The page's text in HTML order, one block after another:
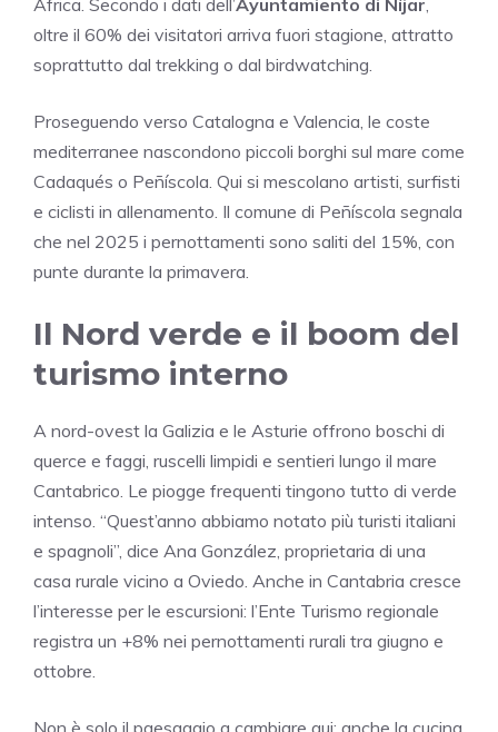
oltre il 60% dei visitatori arriva fuori stagione, attratto
soprattutto dal trekking o dal birdwatching.
Proseguendo verso Catalogna e Valencia, le coste
mediterranee nascondono piccoli borghi sul mare come
Cadaqués o Peñíscola. Qui si mescolano artisti, surfisti
e ciclisti in allenamento. Il comune di Peñíscola segnala
che nel 2025 i pernottamenti sono saliti del 15%, con
punte durante la primavera.
Il Nord verde e il boom del
turismo interno
A nord-ovest la Galizia e le Asturie offrono boschi di
querce e faggi, ruscelli limpidi e sentieri lungo il mare
Cantabrico. Le piogge frequenti tingono tutto di verde
intenso. “Quest’anno abbiamo notato più turisti italiani
e spagnoli”, dice Ana González, proprietaria di una
casa rurale vicino a Oviedo. Anche in Cantabria cresce
l’interesse per le escursioni: l’Ente Turismo regionale
registra un +8% nei pernottamenti rurali tra giugno e
ottobre.
Non è solo il paesaggio a cambiare qui: anche la cucina